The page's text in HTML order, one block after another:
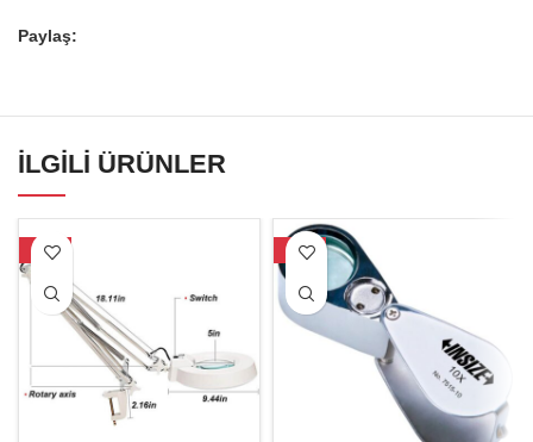
Paylaş:
İLGILI ÜRÜNLER
-30% -18%